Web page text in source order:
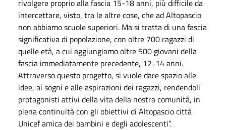
rivolgere proprio alla fascia 15-18 anni, più difficile da
intercettare, visto, tra le altre cose, che ad Altopascio
non abbiamo scuole superiori. Ma si tratta di una fascia
significativa di popolazione, con oltre 700 ragazzi di
quelle età, a cui aggiungiamo oltre 500 giovani della
fascia immediatamente precedente, 12-14 anni.
Attraverso questo progetto, si vuole dare spazio alle
idee, ai sogni e alle aspirazioni dei ragazzi, rendendoli
protagonisti attivi della vita della nostra comunità, in
piena continuità con gli obiettivi di Altopascio città
Unicef amica dei bambini e degli adolescenti”.